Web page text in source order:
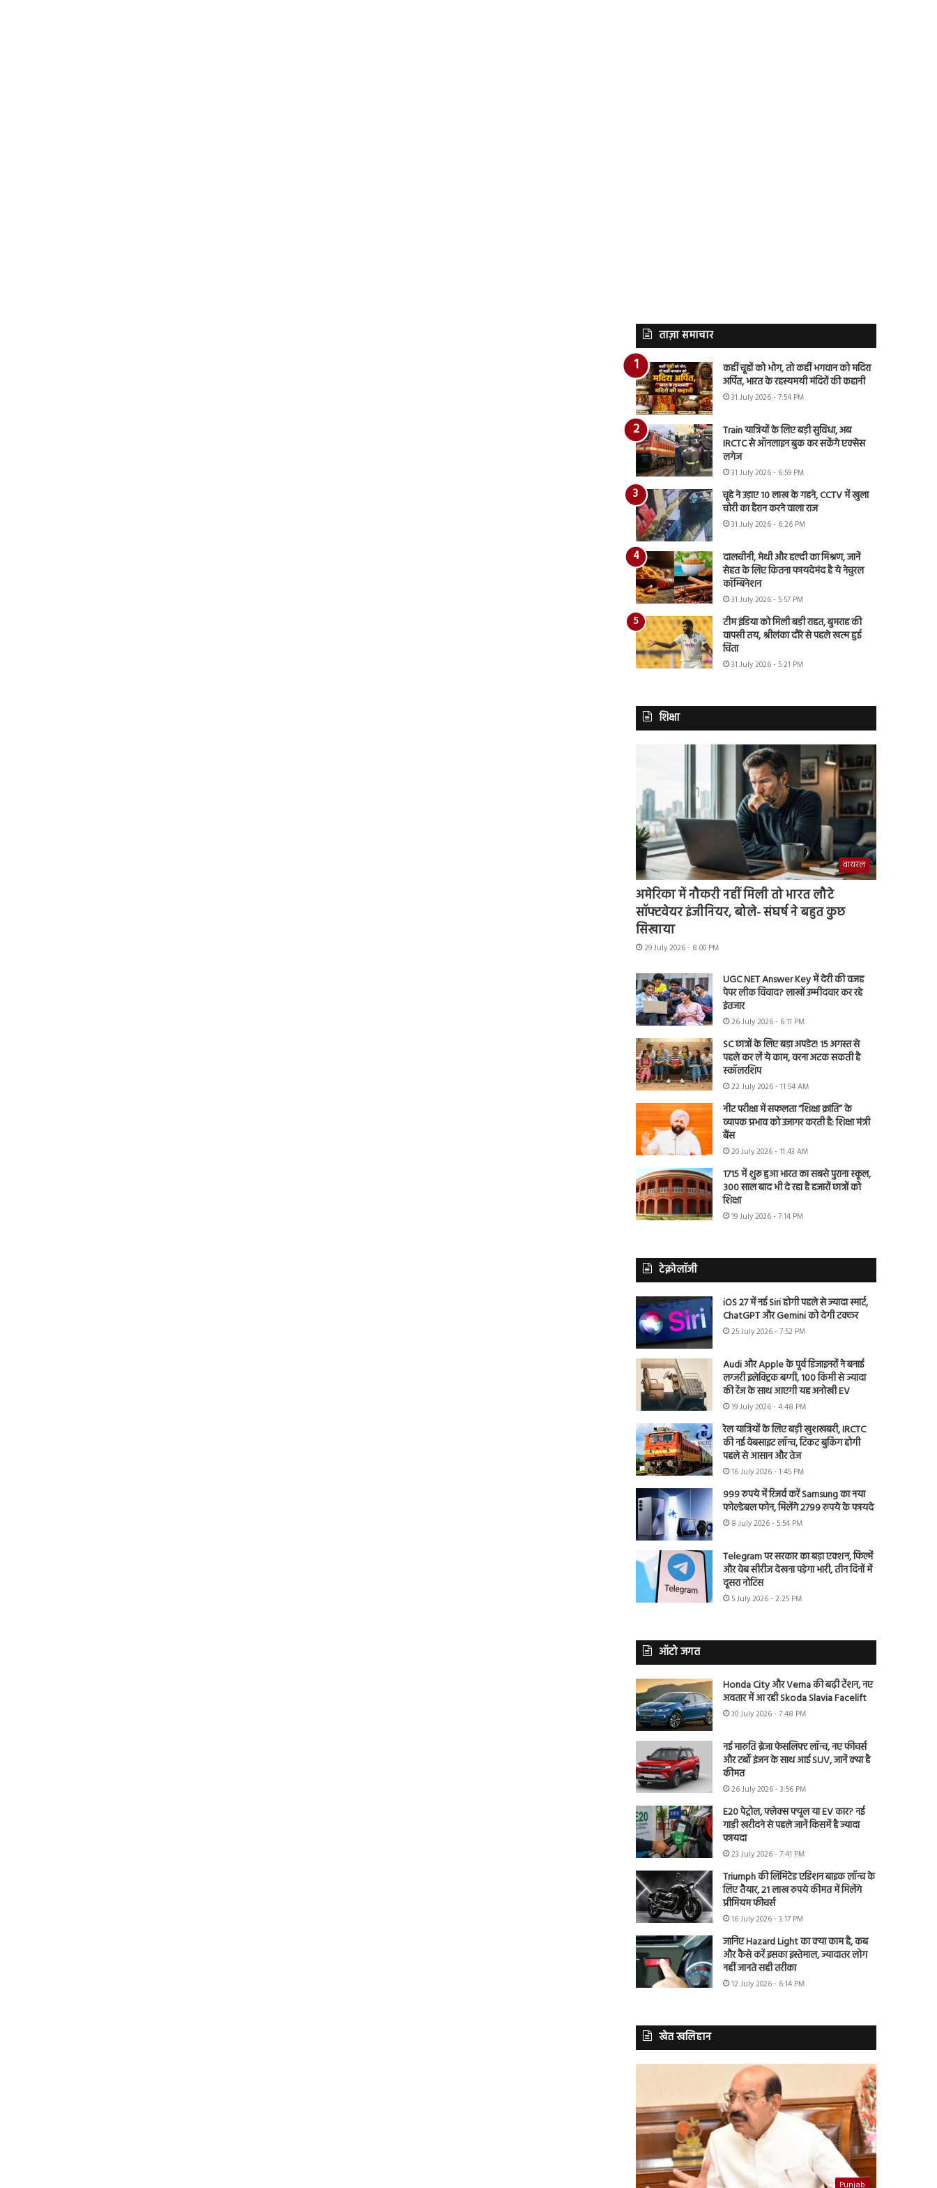
ताज़ा समाचार
कहीं चूहों को भोग, तो कहीं भगवान को मदिरा
अर्पित, भारत के रहस्यमयी मंदिरों की कहानी
31 July 2026 - 7:54 PM
Train यात्रियों के लिए बड़ी सुविधा, अब
IRCTC से ऑनलाइन बुक कर सकेंगे एक्सेस
लगेज
31 July 2026 - 6:59 PM
चूहे ने उड़ाए 10 लाख के गहने, CCTV में खुला
चोरी का हैरान करने वाला राज
31 July 2026 - 6:26 PM
दालचीनी, मेथी और हल्दी का मिश्रण, जानें
सेहत के लिए कितना फायदेमंद है ये नेचुरल
कॉम्बिनेशन
31 July 2026 - 5:57 PM
टीम इंडिया को मिली बड़ी राहत, बुमराह की
वापसी तय, श्रीलंका दौरे से पहले खत्म हुई
चिंता
31 July 2026 - 5:21 PM
शिक्षा
वायरल
अमेरिका में नौकरी नहीं मिली तो भारत लौटे
सॉफ्टवेयर इंजीनियर, बोले- संघर्ष ने बहुत कुछ
सिखाया
29 July 2026 - 8:00 PM
UGC NET Answer Key में देरी की वजह
पेपर लीक विवाद? लाखों उम्मीदवार कर रहे
इंतजार
26 July 2026 - 6:11 PM
SC छात्रों के लिए बड़ा अपडेट! 15 अगस्त से
पहले कर लें ये काम, वरना अटक सकती है
स्कॉलरशिप
22 July 2026 - 11:54 AM
नीट परीक्षा में सफलता “शिक्षा क्रांति” के
व्यापक प्रभाव को उजागर करती है: शिक्षा मंत्री
बैंस
20 July 2026 - 11:43 AM
1715 में शुरू हुआ भारत का सबसे पुराना स्कूल,
300 साल बाद भी दे रहा है हजारों छात्रों को
शिक्षा
19 July 2026 - 7:14 PM
टेक्नोलॉजी
iOS 27 में नई Siri होगी पहले से ज्यादा स्मार्ट,
ChatGPT और Gemini को देगी टक्कर
25 July 2026 - 7:52 PM
Audi और Apple के पूर्व डिजाइनरों ने बनाई
लग्जरी इलेक्ट्रिक बग्गी, 100 किमी से ज्यादा
की रेंज के साथ आएगी यह अनोखी EV
19 July 2026 - 4:48 PM
रेल यात्रियों के लिए बड़ी खुशखबरी, IRCTC
की नई वेबसाइट लॉन्च, टिकट बुकिंग होगी
पहले से आसान और तेज
16 July 2026 - 1:45 PM
999 रुपये में रिजर्व करें Samsung का नया
फोल्डेबल फोन, मिलेंगे 2799 रुपये के फायदे
8 July 2026 - 5:54 PM
Telegram पर सरकार का बड़ा एक्शन, फिल्में
और वेब सीरीज देखना पड़ेगा भारी, तीन दिनों में
दूसरा नोटिस
5 July 2026 - 2:25 PM
ऑटो जगत
Honda City और Verna की बढ़ी टेंशन, नए
अवतार में आ रही Skoda Slavia Facelift
30 July 2026 - 7:48 PM
नई मारुति ब्रेजा फेसलिफ्ट लॉन्च, नए फीचर्स
और टर्बो इंजन के साथ आई SUV, जानें क्या है
कीमत
26 July 2026 - 3:56 PM
E20 पेट्रोल, फ्लेक्स फ्यूल या EV कार? नई
गाड़ी खरीदने से पहले जानें किसमें है ज्यादा
फायदा
23 July 2026 - 7:41 PM
Triumph की लिमिटेड एडिशन बाइक लॉन्च के
लिए तैयार, 21 लाख रुपये कीमत में मिलेंगे
प्रीमियम फीचर्स
16 July 2026 - 3:17 PM
जानिए Hazard Light का क्या काम है, कब
और कैसे करें इसका इस्तेमाल, ज्यादातर लोग
नहीं जानते सही तरीका
12 July 2026 - 6:14 PM
खेत खलिहान
Punjab